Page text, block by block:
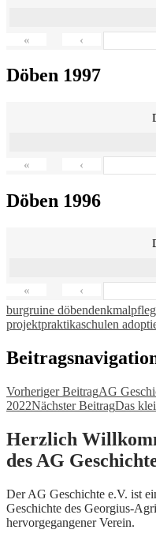
« ‹
Döben 1997
« ‹
Döben 1996
« ‹
burgruine döben
projektpraktikaschulen
Vorheriger BeitragAG
2022Nächster BeitragDas
Herzlich
des AG
Der AG Geschichte e.V. ist
Geschichte des Georgius-
hervorgegangener Verein.